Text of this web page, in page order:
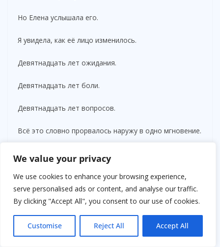
We value your privacy
We use cookies to enhance your browsing experience,
serve personalised ads or content, and analyse our traffic.
By clicking "Accept All", you consent to our use of cookies.
Customise Reject All Accept All
Но Елена услышала его.
Я увидела, как её лицо изменилось.
Девятнадцать лет ожидания.
Девятнадцать лет боли.
Девятнадцать лет вопросов.
Всё это словно прорвалось наружу в одно мгновение.
Она заплакала.
Не сдерживая слёз.
Не пытаясь выглядеть сильной.
Она просто стояла посреди аэропорта и плакала.